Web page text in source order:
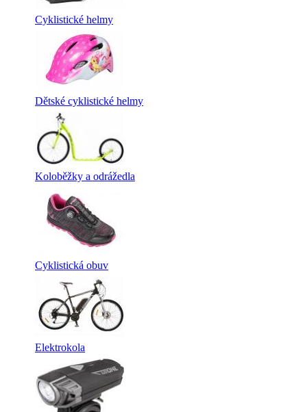
Cyklistické helmy
Dětské cyklistické helmy
Koloběžky a odrážedla
Cyklistická obuv
Elektrokola